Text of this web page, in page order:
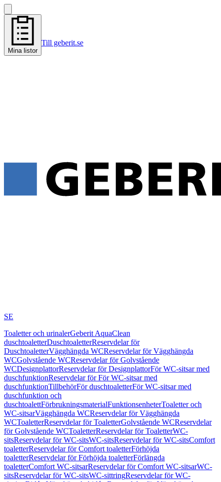
Mina listor
Till geberit.se
SE
Toaletter och urinalerGeberit AquaClean
duschtoaletterDuschtoaletterReservdelar för
DuschtoaletterVägghängda WCReservdelar för Vägghängda
WCGolvstående WCReservdelar för Golvstående
WCDesignplattorReservdelar för DesignplattorFör WC-sitsar med
duschfunktionReservdelar för För WC-sitsar med
duschfunktionTillbehörFör duschtoaletterFör WC-sitsar med
duschfunktion och
duschtoalettFörbrukningsmaterialFunktionsenheterToaletter och
WC-sitsarVägghängda WCReservdelar för Vägghängda
WCToaletterReservdelar för ToaletterGolvstående WCReservdelar
för Golvstående WCToaletterReservdelar för ToaletterWC-
sitsReservdelar för WC-sitsWC-sitsReservdelar för WC-sitsComfort
toaletterReservdelar för Comfort toaletterFörhöjda
toaletterReservdelar för Förhöjda toaletterFörlängda
toaletterComfort WC-sitsarReservdelar för Comfort WC-sitsarWC-
sitsReservdelar för WC-sitsWC-sittringReservdelar för WC-